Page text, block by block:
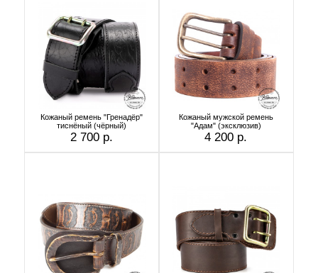
Кожаный ремень "Гренадёр"
тиснёный (чёрный)
2 700 р.
Кожаный мужской ремень
"Адам" (эксклюзив)
4 200 р.